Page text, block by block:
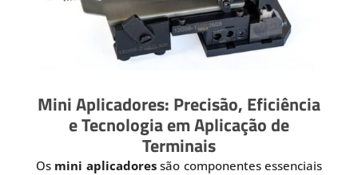
Mini Aplicadores: Precisão, Eficiência
e Tecnologia em Aplicação de
Terminais
Os mini aplicadoressão componentes essenciais